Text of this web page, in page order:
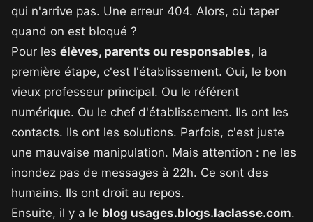
qui n'arrive pas. Une erreur 404. Alors, où taper
quand on est bloqué ?
Pour les élèves, parents ou responsables, la
première étape, c'est l'établissement. Oui, le bon
vieux professeur principal. Ou le référent
numérique. Ou le chef d'établissement. Ils ont les
contacts. Ils ont les solutions. Parfois, c'est juste
une mauvaise manipulation. Mais attention : ne les
inondez pas de messages à 22h. Ce sont des
humains. Ils ont droit au repos.
Ensuite, il y a le blog usages.blogs.laclasse.com.